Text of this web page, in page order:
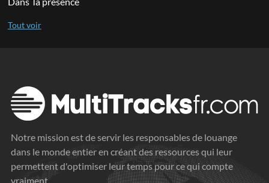
Notre mission est de servir les responsables de louange
dans le monde entier en créant des ressources qui leur
permettent d'optimiser leur temps pour ce qui compte
vraiment.